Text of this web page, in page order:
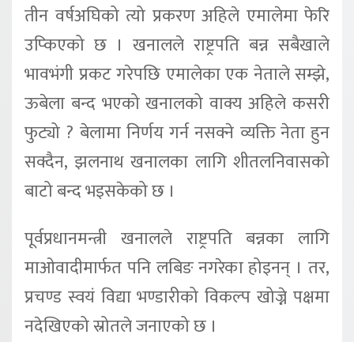
तीन वर्षअघिको त्यो प्रकरण अहिले एमालेमा फेरि
उप्किएको छ । खनालले राष्ट्रपति बन्न सबैखाले
भावभंगी प्रकट गरेपछि एमालेका एक नेताले सम्झे,
ऊबेला बन्द भएको खनालको वाक्य अहिले कसरी
फुट्यो ? बेलामा निर्णय गर्न नसक्ने व्यक्ति नेता हुन
सक्दैन, झलनाथ खनालका लागि शीतलनिवासको
बाटो बन्द भइसकेको छ ।
पूर्वप्रधानमन्त्री खनालले राष्ट्रपति बन्नका लागि
माओवादीमार्फत पनि लबिङ नगरेका होइनन् । तर,
प्रचण्ड स्वयं विद्या भण्डारीको विकल्प खोज्ने पक्षमा
नदेखिएको स्रोतले जनाएको छ ।